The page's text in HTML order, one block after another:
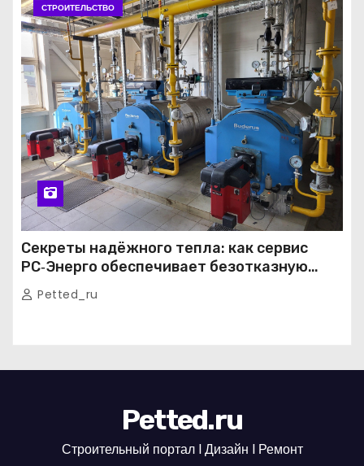
СТРОИТЕЛЬСТВО
Секреты надёжного тепла: как сервис
РС‑Энерго обеспечивает безотказную
работу котельных в Москве и Подмосковье
Petted_ru
Petted.ru
Строительный портал l Дизайн l Ремонт